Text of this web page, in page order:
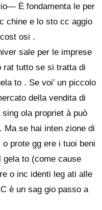
È fondamenta le per
chine e lo sto cc aggio
osi .
sale per le imprese
tutto se si tratta di
to . Se voi’ un piccolo
della vendita di
ola propriet à può
se hai inten zione di
prote gg ere i tuoi beni
to (come cause
o inc identi leg ati alle
è un sag gio passo a